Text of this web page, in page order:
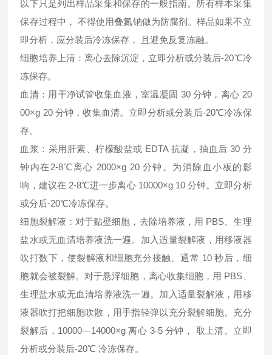
以下只是列出样品采集和保存的一般指南。所有样本采集
保存过程中， 不得使用叠氮钠做为防腐剂。样品如果不立
即分析，应分装后冷冻保存， 且避免反复冻融。
细胞培养上清：离心去除沉淀，立即分析或分装后-20℃冷
冻保存。
血清：用干净试管收集血液，室温凝固 30 分钟，离心 20
00×g 20 分钟，收集血清。立即分析或分装后-20℃冷冻保
存。
血浆：采用肝素、柠檬酸盐或 EDTA 抗凝，抽血后 30 分
钟内在2-8℃离心 2000×g 20 分钟。为消除血小板的影
响，建议在 2-8℃进一步离心 10000×g 10 分钟。立即分析
或分后-20℃冷冻保存。
细胞裂解液：对于贴壁细胞，去除培养液，用 PBS、生理
盐水或无血清培养液洗一遍。加入适量裂解液，用移液器
吹打数下，使裂解液和细胞充分接触。通常 10 秒后，细
胞就会被裂解。对于悬浮细胞，离心收集细胞，用 PBS、
生理盐水或无血清培养液洗一遍。加入适量裂解液，用移
液器吹打把细胞吹散，用手指轻弹以充分裂解细胞。充分
裂解后，10000—14000×g 离心 3-5 分钟， 取上清。立即
分析或分装后-20℃ 冷冻保存。